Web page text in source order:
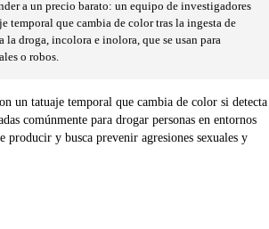
a un precio barato: un equipo de investigadores
temporal que cambia de color tras la ingesta de
la droga, incolora e inolora, que se usan para
o robos.
un tatuaje temporal que cambia de color si detecta
comúnmente para drogar personas en entornos
producir y busca prevenir agresiones sexuales y